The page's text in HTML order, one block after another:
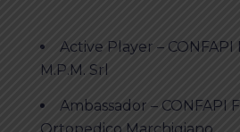
Active Player – CONFAPI
M.P.M. Srl
Ambassador – CONFAPI